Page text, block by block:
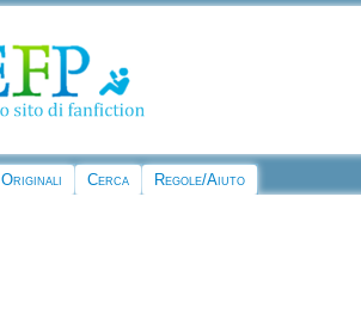
Originali Cerca Regole/Aiuto